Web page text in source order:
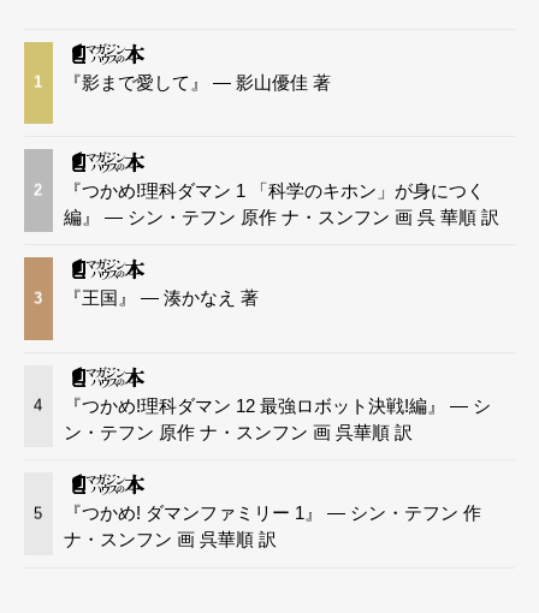
1 『影まで愛して』 — 影山優佳 著
2
『つかめ!理科ダマン 1 「科学のキホン」が身につく
編』 — シン・テフン 原作 ナ・スンフン 画 呉 華順 訳
3 『王国』 — 湊かなえ 著
4
『つかめ!理科ダマン 12 最強ロボット決戦!編』 — シ
ン・テフン 原作 ナ・スンフン 画 呉華順 訳
5
『つかめ! ダマンファミリー 1』 — シン・テフン 作
ナ・スンフン 画 呉華順 訳